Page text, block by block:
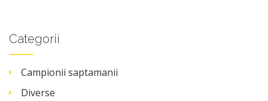
Categorii
Campionii saptamanii
Diverse